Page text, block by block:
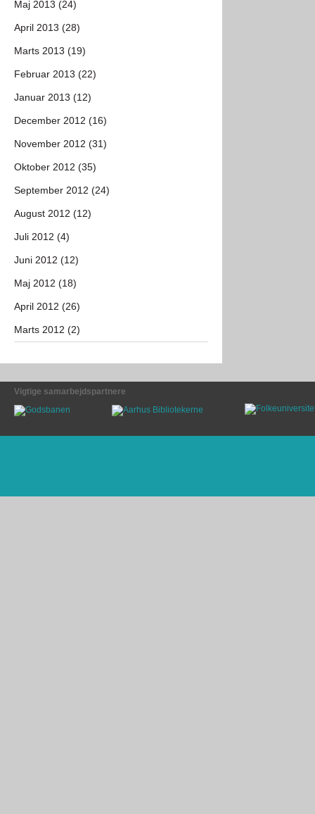
Maj 2013 (24)
April 2013 (28)
Marts 2013 (19)
Februar 2013 (22)
Januar 2013 (12)
December 2012 (16)
November 2012 (31)
Oktober 2012 (35)
September 2012 (24)
August 2012 (12)
Juli 2012 (4)
Juni 2012 (12)
Maj 2012 (18)
April 2012 (26)
Marts 2012 (2)
Vigtige samarbejdspartnere